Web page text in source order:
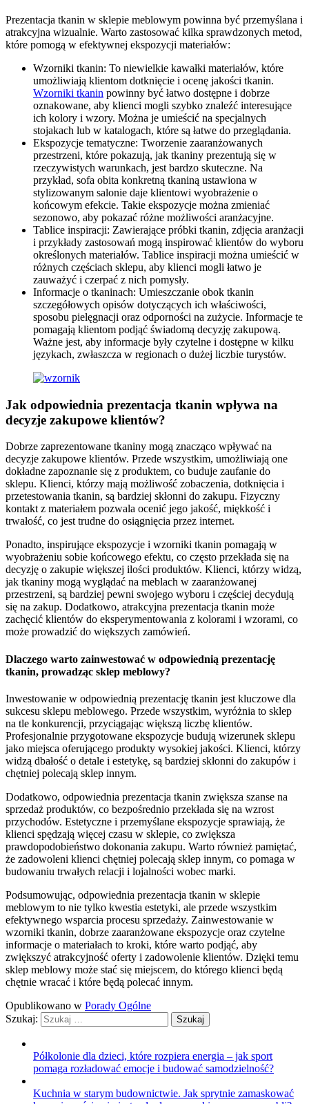
Prezentacja tkanin w sklepie meblowym powinna być przemyślana i
atrakcyjna wizualnie. Warto zastosować kilka sprawdzonych metod,
które pomogą w efektywnej ekspozycji materiałów:
Wzorniki tkanin: To niewielkie kawałki materiałów, które
umożliwiają klientom dotknięcie i ocenę jakości tkanin.
Wzorniki tkanin powinny być łatwo dostępne i dobrze
oznakowane, aby klienci mogli szybko znaleźć interesujące
ich kolory i wzory. Można je umieścić na specjalnych
stojakach lub w katalogach, które są łatwe do przeglądania.
Ekspozycje tematyczne: Tworzenie zaaranżowanych
przestrzeni, które pokazują, jak tkaniny prezentują się w
rzeczywistych warunkach, jest bardzo skuteczne. Na
przykład, sofa obita konkretną tkaniną ustawiona w
stylizowanym salonie daje klientowi wyobrażenie o
końcowym efekcie. Takie ekspozycje można zmieniać
sezonowo, aby pokazać różne możliwości aranżacyjne.
Tablice inspiracji: Zawierające próbki tkanin, zdjęcia aranżacji
i przykłady zastosowań mogą inspirować klientów do wyboru
określonych materiałów. Tablice inspiracji można umieścić w
różnych częściach sklepu, aby klienci mogli łatwo je
zauważyć i czerpać z nich pomysły.
Informacje o tkaninach: Umieszczanie obok tkanin
szczegółowych opisów dotyczących ich właściwości,
sposobu pielęgnacji oraz odporności na zużycie. Informacje te
pomagają klientom podjąć świadomą decyzję zakupową.
Ważne jest, aby informacje były czytelne i dostępne w kilku
językach, zwłaszcza w regionach o dużej liczbie turystów.
Jak odpowiednia prezentacja tkanin wpływa na
decyzje zakupowe klientów?
Dobrze zaprezentowane tkaniny mogą znacząco wpływać na
decyzje zakupowe klientów. Przede wszystkim, umożliwiają one
dokładne zapoznanie się z produktem, co buduje zaufanie do
sklepu. Klienci, którzy mają możliwość zobaczenia, dotknięcia i
przetestowania tkanin, są bardziej skłonni do zakupu. Fizyczny
kontakt z materiałem pozwala ocenić jego jakość, miękkość i
trwałość, co jest trudne do osiągnięcia przez internet.
Ponadto, inspirujące ekspozycje i wzorniki tkanin pomagają w
wyobrażeniu sobie końcowego efektu, co często przekłada się na
decyzję o zakupie większej ilości produktów. Klienci, którzy widzą,
jak tkaniny mogą wyglądać na meblach w zaaranżowanej
przestrzeni, są bardziej pewni swojego wyboru i częściej decydują
się na zakup. Dodatkowo, atrakcyjna prezentacja tkanin może
zachęcić klientów do eksperymentowania z kolorami i wzorami, co
może prowadzić do większych zamówień.
Dlaczego warto zainwestować w odpowiednią prezentację
tkanin, prowadząc sklep meblowy?
Inwestowanie w odpowiednią prezentację tkanin jest kluczowe dla
sukcesu sklepu meblowego. Przede wszystkim, wyróżnia to sklep
na tle konkurencji, przyciągając większą liczbę klientów.
Profesjonalnie przygotowane ekspozycje budują wizerunek sklepu
jako miejsca oferującego produkty wysokiej jakości. Klienci, którzy
widzą dbałość o detale i estetykę, są bardziej skłonni do zakupów i
chętniej polecają sklep innym.
Dodatkowo, odpowiednia prezentacja tkanin zwiększa szanse na
sprzedaż produktów, co bezpośrednio przekłada się na wzrost
przychodów. Estetyczne i przemyślane ekspozycje sprawiają, że
klienci spędzają więcej czasu w sklepie, co zwiększa
prawdopodobieństwo dokonania zakupu. Warto również pamiętać,
że zadowoleni klienci chętniej polecają sklep innym, co pomaga w
budowaniu trwałych relacji i lojalności wobec marki.
Podsumowując, odpowiednia prezentacja tkanin w sklepie
meblowym to nie tylko kwestia estetyki, ale przede wszystkim
efektywnego wsparcia procesu sprzedaży. Zainwestowanie w
wzorniki tkanin, dobrze zaaranżowane ekspozycje oraz czytelne
informacje o materiałach to kroki, które warto podjąć, aby
zwiększyć atrakcyjność oferty i zadowolenie klientów. Dzięki temu
sklep meblowy może stać się miejscem, do którego klienci będą
chętnie wracać i które będą polecać innym.
Opublikowano w Porady Ogólne
Szukaj:
Półkolonie dla dzieci, które rozpiera energia – jak sport
pomaga rozładować emocje i budować samodzielność?
Kuchnia w starym budownictwie. Jak sprytnie zamaskować